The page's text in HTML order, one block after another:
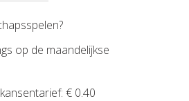
op de maandelijkse
€ 0.40